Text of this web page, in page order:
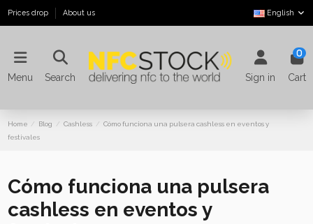
Prices drop About us English
Menu Search Sign in
0
Cart
Home Blog Cashless
Cómo funciona una pulsera cashless en eventos y
festivales
Cómo funciona una pulsera
cashless en eventos y